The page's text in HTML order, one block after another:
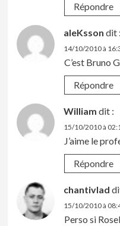
Répondre
aleKsson dit :
14/10/2010 à
C’est Bruno
Répondre
William dit :
15/10/2010 à
J’aime le
Répondre
chantivlad
15/10/2010 à
Perso si